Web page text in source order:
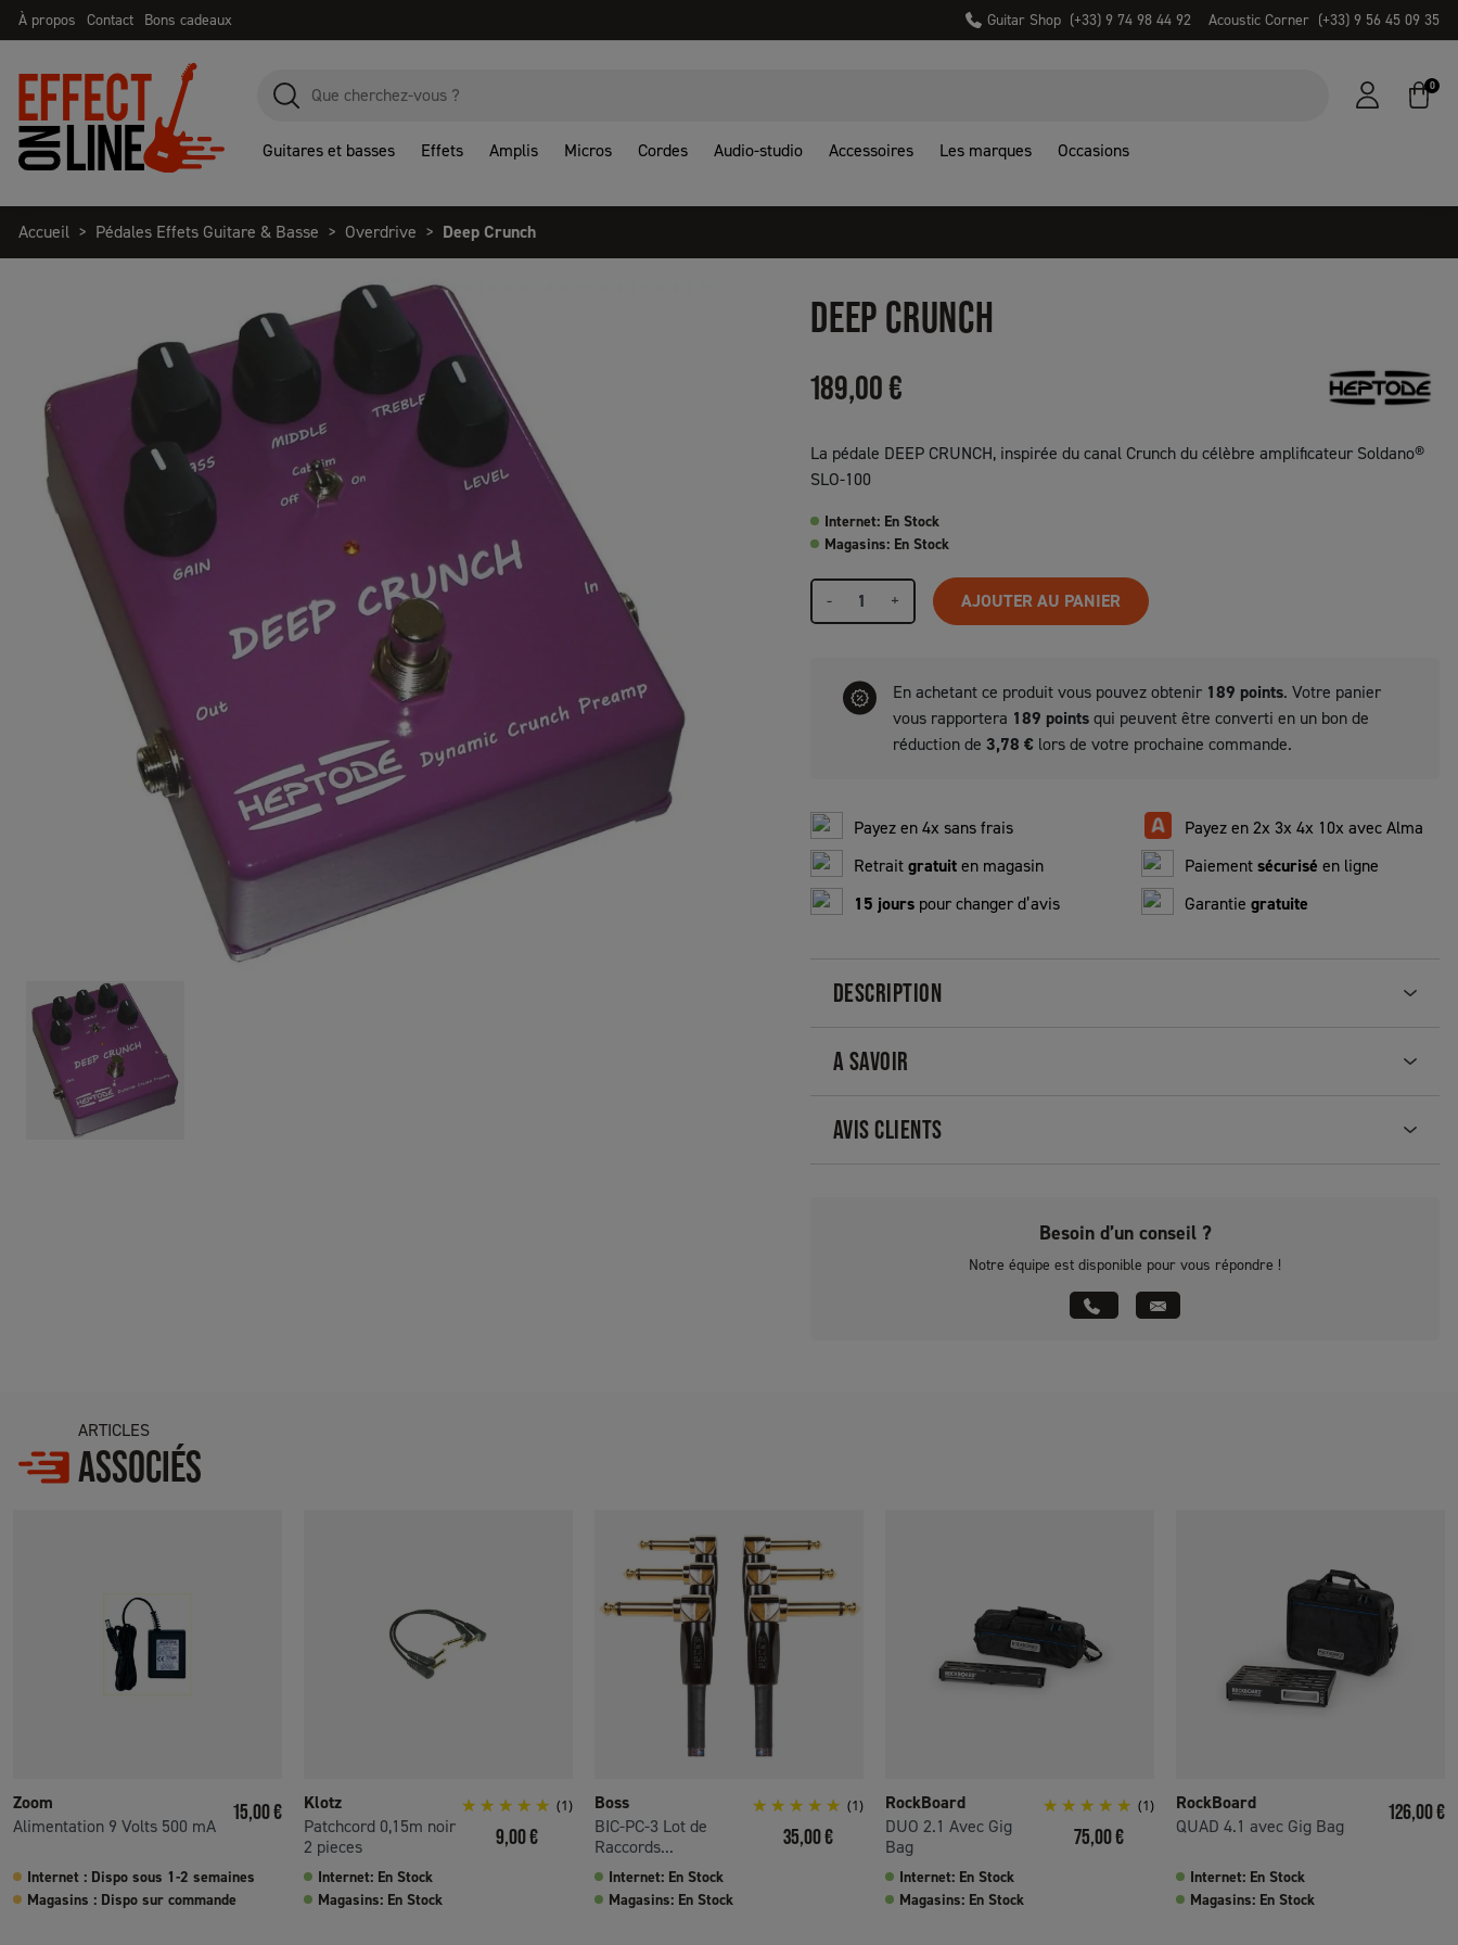
À propos Contact Bons cadeaux Guitar Shop (+33) 9 74 98 44 92 Acoustic Corner (+33) 9 56 45 09 35
0
Guitares et basses Effets Amplis Micros Cordes Audio-studio Accessoires Les marques Occasions
Accueil Pédales Effets Guitare & Basse Overdrive Deep Crunch
DEEP CRUNCH
189,00 €
La pédale DEEP CRUNCH, inspirée du canal Crunch du célèbre amplificateur Soldano®
SLO-100
Internet: En Stock
Magasins: En Stock
- + AJOUTER AU PANIER
En achetant ce produit vous pouvez obtenir 189 points. Votre panier
vous rapportera 189 pointsqui peuvent être converti en un bon de
réduction de 3,78 € lors de votre prochaine commande.
Payez en 4x sans frais
Payez en 2x 3x 4x 10x avec Alma
Retraitgratuiten magasin Paiementsécurisé en ligne
15 jours pour changer d’avis Garantie gratuite
DESCRIPTION
A SAVOIR
AVIS CLIENTS
Besoin d’un conseil ?
Notre équipe est disponible pour vous répondre !
ARTICLES
ASSOCIÉS
Zoom
Alimentation 9 Volts 500 mA
Prix
15,00 €
Internet : Dispo sous 1-2 semaines
Magasins : Dispo sur commande
Klotz
Patchcord 0,15m noir
2 pieces
(1)
Prix
9,00 €
Internet: En Stock
Magasins: En Stock
Boss
BIC-PC-3 Lot de
Raccords...
(1)
Prix
35,00 €
Internet: En Stock
Magasins: En Stock
RockBoard
DUO 2.1 Avec Gig
Bag
(1)
Prix
75,00 €
Internet: En Stock
Magasins: En Stock
RockBoard
QUAD 4.1 avec Gig Bag
Prix
126,00 €
Internet: En Stock
Magasins: En Stock